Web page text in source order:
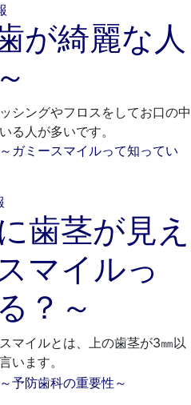
年
7
28
日
れ
も
歯
科
医
院
が綺麗な人
シングやフロスをしてお口の中
る人が多いです。
年
7
月
28
日
れ
も
と
歯
科
医
歯茎が見え
マイルっ
？～
マイルとは、上の歯茎が3㎜以
います。